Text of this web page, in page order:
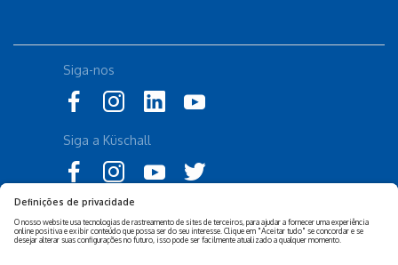
Declaração de Acessibilidade
Política Legal Invacare
Siga-nos
Siga a Küschall